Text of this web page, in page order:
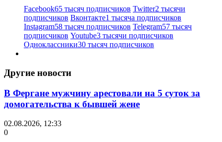
Facebook65 тысяч подписчиков Twitter2 тысячи
подписчиков Вконтакте1 тысяча подписчиков
Instagram58 тысяч подписчиков Telegram57 тысяч
подписчиков Youtube3 тысячи подписчиков
Одноклассники30 тысяч подписчиков
Другие новости
В Фергане мужчину арестовали на 5 суток за
домогательства к бывшей жене
02.08.2026, 12:33
0